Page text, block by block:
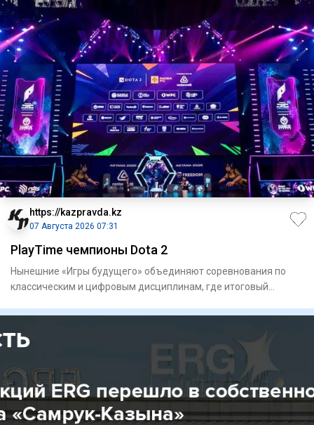
https://kazpravda.kz
07 Августа 2026 07:31
PlayTime чемпионы Dota 2
Нынешние «Игры будущего» объединяют соревнования по
классическим и цифровым дисциплинам, где итоговый